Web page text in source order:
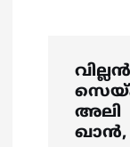
വില്ലൻ
അലി
ഖാൻ,